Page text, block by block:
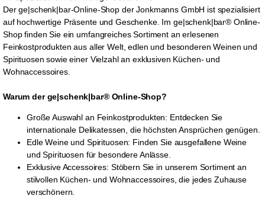
Der ge|schenk|bar-Online-Shop der Jonkmanns GmbH ist spezialisiert
auf hochwertige Präsente und Geschenke. Im ge|schenk|bar® Online-
Shop finden Sie ein umfangreiches Sortiment an erlesenen
Feinkostprodukten aus aller Welt, edlen und besonderen Weinen und
Spirituosen sowie einer Vielzahl an exklusiven Küchen- und
Wohnaccessoires.
Warum der ge|schenk|bar® Online-Shop?
Große Auswahl an Feinkostprodukten: Entdecken Sie
internationale Delikatessen, die höchsten Ansprüchen genügen.
Edle Weine und Spirituosen: Finden Sie ausgefallene Weine
und Spirituosen für besondere Anlässe.
Exklusive Accessoires: Stöbern Sie in unserem Sortiment an
stilvollen Küchen- und Wohnaccessoires, die jedes Zuhause
verschönern.